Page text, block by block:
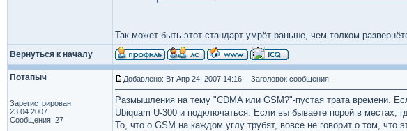
Так может быть этот стандарт умрёт раньше, чем толком
Вернуться к началу
Потапыч
Зарегистрирован:
23.04.2007
Сообщения: 27
Добавлено: Вт Апр 24, 2007 14:16 Заголовок сообщения:
Размышления на тему "CDMA или GSM?"-пустая трата времени.
Ubiquam U-300 и подключаться. Если вы бываете порой в местах,
То, что о GSM на каждом углу трубят, вовсе не говорит о том, что